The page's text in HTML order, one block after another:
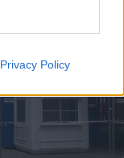
Privacy Policy